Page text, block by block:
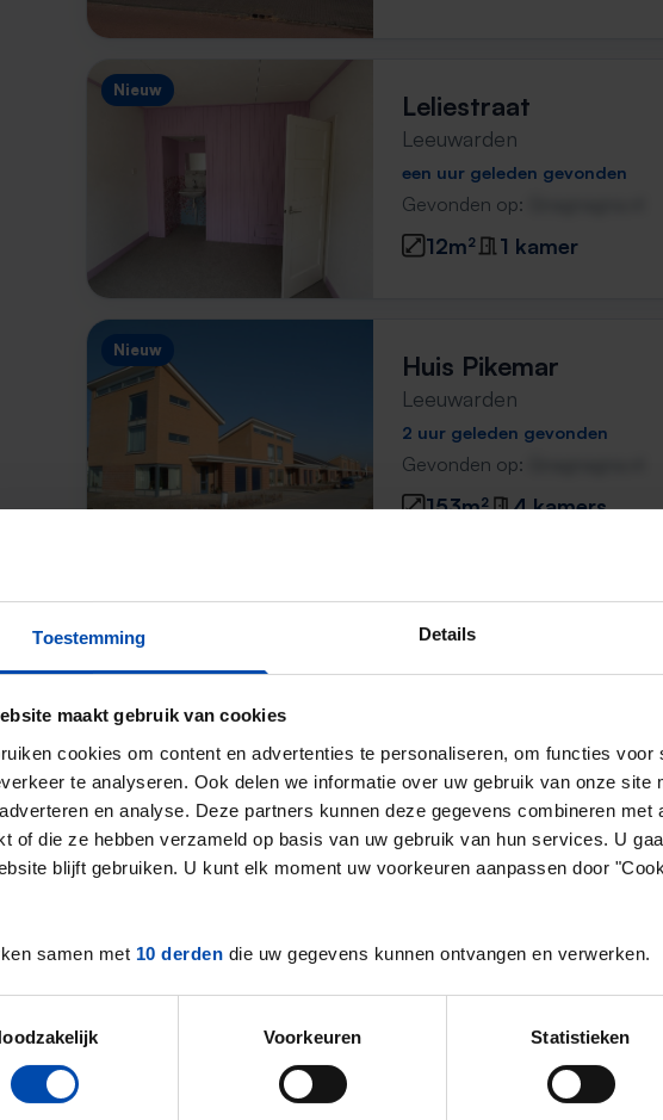
Toestemming Details
maakt gebruik van cookies
cookies om content en advertenties te personaliseren, om functies voor
te analyseren. Ook delen we informatie over uw gebruik van onze site
en analyse. Deze partners kunnen deze gegevens combineren met
of die ze hebben verzameld op basis van uw gebruik van hun services. U
blijft gebruiken. U kunt elk moment uw voorkeuren aanpassen door
samen met 10 derden die uw gegevens kunnen ontvangen en verwerken.
Voorkeuren Statistieken
Nieuw Leliestraat
Leeuwarden
een uur geleden gevonden
Gevonden op:
12m² 1 kamer
Nieuw Huis Pikemar
Leeuwarden
2 uur geleden gevonden
Gevonden op:
153m² 4 kamers
Meidoornstraat
12m²
Nieuw Pikemar 32
2 uur geleden gevonden
1 kamer